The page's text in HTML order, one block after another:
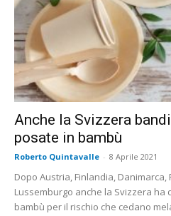
Anche la Svizzera
posate in bambù
Roberto Quintavalle - 8 Aprile 2021
Dopo Austria, Finlandia, Danimarca,
Lussemburgo anche la Svizzera ha
bambù per il rischio che cedano